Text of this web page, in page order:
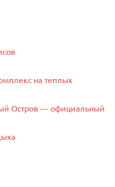
на теплых
Остров — официальный